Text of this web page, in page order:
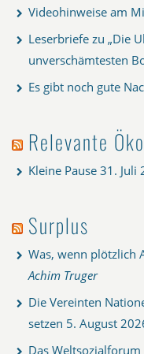
Videohinweise am
Leserbriefe zu „Die
unverschämtesten
Es gibt noch gute
Relevante
Kleine Pause 31. Juli
Surplus
Was, wenn plötzlich
Achim Truger
Die Vereinten
setzen 5. August
Das